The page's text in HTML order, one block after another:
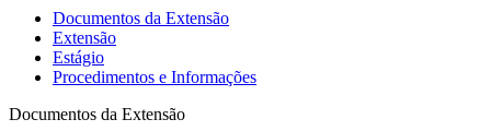
Documentos da Extensão
Extensão
Estágio
Procedimentos e Informações
Documentos da Extensão